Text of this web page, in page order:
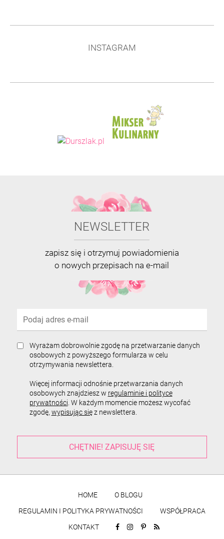
INSTAGRAM
NEWSLETTER
zapisz się i otrzymuj powiadomienia
o nowych przepisach na e-mail
Wyrażam dobrowolnie zgodę na przetwarzanie danych
osobowych z powyższego formularza w celu
otrzymywania newslettera.
Więcej informacji odnośnie przetwarzania danych
osobowych znajdziesz w regulaminie i polityce
prywatności . W każdym momencie możesz wycofać
zgodę, wypisując sięz newslettera.
HOME
O BLOGU
REGULAMIN I POLITYKA PRYWATNOŚCI
WSPÓŁPRACA
KONTAKT